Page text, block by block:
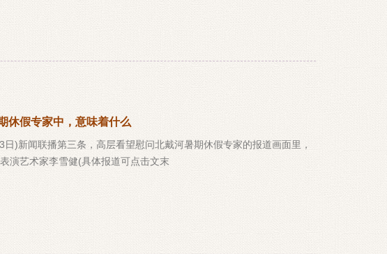
休假专家中，意味着什么
闻联播第三条，高层看望慰问北戴河暑期休假专家的报道画面里，
演艺术家李雪健(具体报道可点击文末